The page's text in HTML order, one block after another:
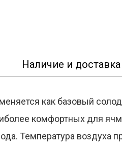
Наличие и доставка
как базовый
комфортных для
Температура воздуха